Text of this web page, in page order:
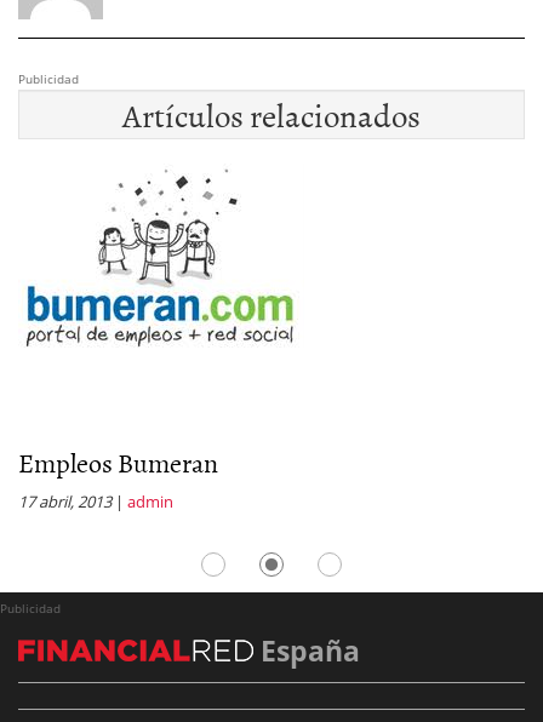
Publicidad
Artículos relacionados
Empleos Bumeran
17 abril, 2013| admin
Publicidad
España